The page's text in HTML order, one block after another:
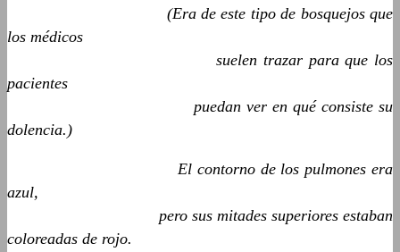
(Era de este tipo de bosquejos que
los médicos
suelen trazar para que los
pacientes
puedan ver en qué consiste su
dolencia.)
El contorno de los pulmones era
azul,
pero sus mitades superiores estaban
coloreadas de rojo.